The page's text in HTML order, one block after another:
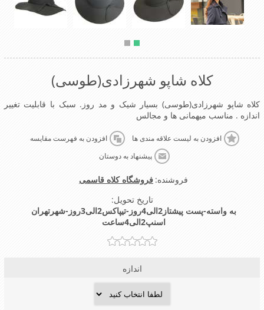
کلاه شاپو شهرزادی(طوسی)
کلاه شاپو شهرزادی(طوسی) بسیار شیک و مد روز. سبک با قابلیت تغییر
اندازه . مناسب میهمانی ها و مجالس
افزودن به لیست علاقه مندی ها افزودن به فهرست مقایسه
پیشنهاد به دوستان
فروشنده: فروشگاه کلاه قاسمی
تاریخ تحویل:
به واسته-پست پیشتاز2الی4روز-تیپاکس2الی3روز-شهرتهران
اسنپ2الی4ساعت
اندازه